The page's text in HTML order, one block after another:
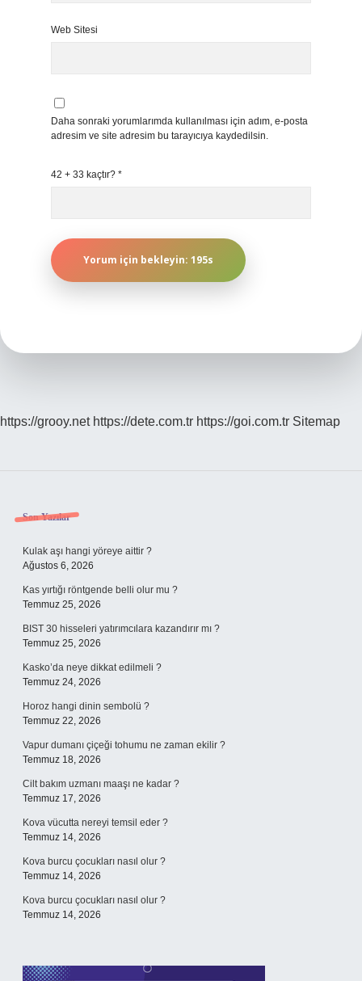
Web Sitesi
Daha sonraki yorumlarımda kullanılması için adım, e-posta
adresim ve site adresim bu tarayıcıya kaydedilsin.
42 + 33 kaçtır? *
https://grooy.net https://dete.com.tr https://goi.com.tr Sitemap
Sidebar
Son Yazılar
Kulak aşı hangi yöreye aittir ?
Ağustos 6, 2026
Kas yırtığı röntgende belli olur mu ?
Temmuz 25, 2026
BIST 30 hisseleri yatırımcılara kazandırır mı ?
Temmuz 25, 2026
Kasko’da neye dikkat edilmeli ?
Temmuz 24, 2026
Horoz hangi dinin sembolü ?
Temmuz 22, 2026
Vapur dumanı çiçeği tohumu ne zaman ekilir ?
Temmuz 18, 2026
Cilt bakım uzmanı maaşı ne kadar ?
Temmuz 17, 2026
Kova vücutta nereyi temsil eder ?
Temmuz 14, 2026
Kova burcu çocukları nasıl olur ?
Temmuz 14, 2026
Kova burcu çocukları nasıl olur ?
Temmuz 14, 2026